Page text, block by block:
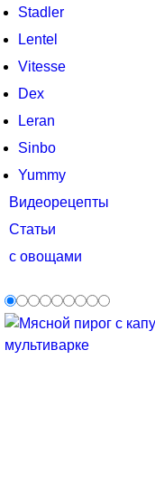
Stadler
Lentel
Vitesse
Dex
Leran
Sinbo
Yummy
Видеорецепты
Статьи
с овощами